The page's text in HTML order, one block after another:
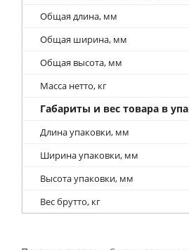
Общая длина, мм
Общая ширина, мм
Общая высота, мм
Масса нетто, кг
Габариты и вес товара в
Длина упаковки, мм
Ширина упаковки, мм
Высота упаковки, мм
Вес брутто, кг